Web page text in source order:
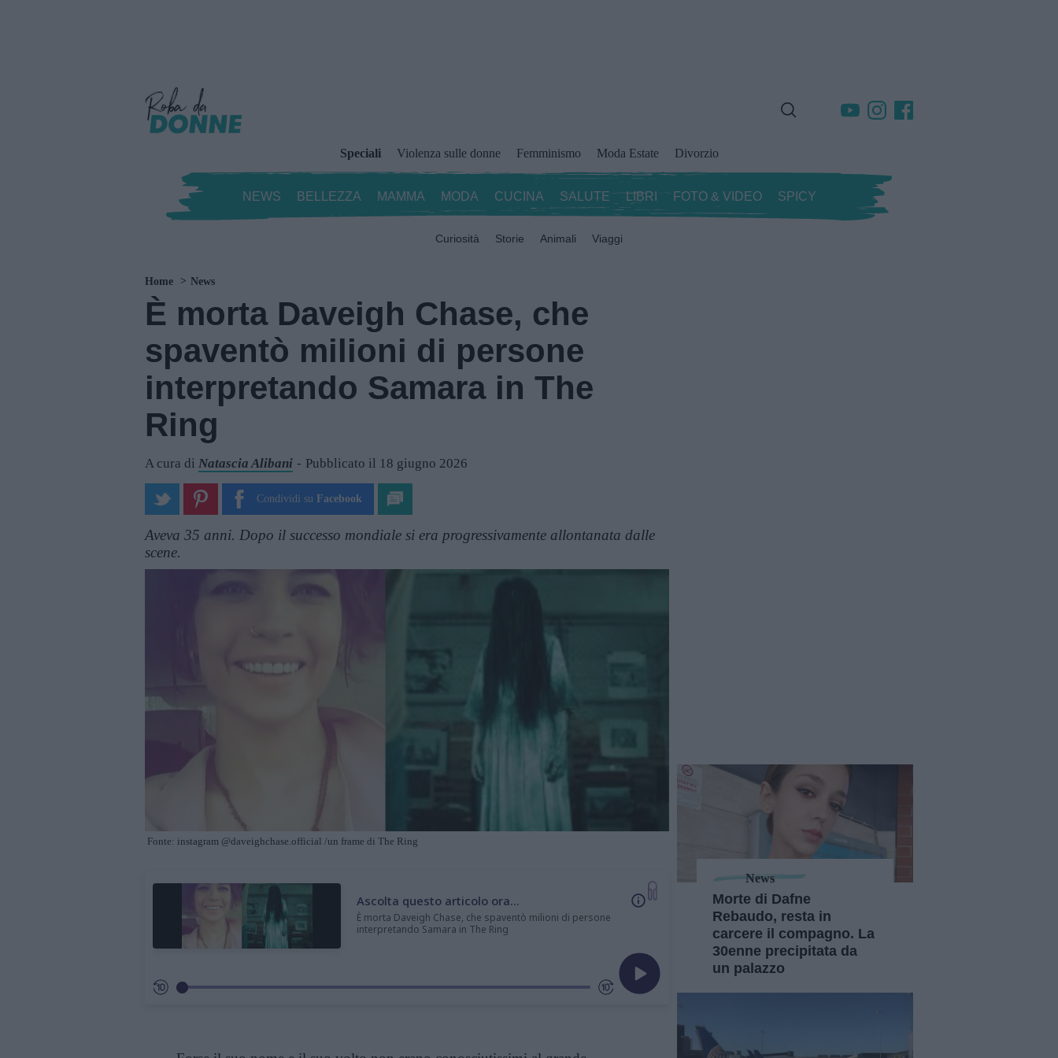
Speciali Violenza sulle donne Femminismo Moda Estate Divorzio
NEWS BELLEZZA MAMMA MODA CUCINA SALUTE LIBRI FOTO & VIDEO SPICY
Curiosità Storie Animali Viaggi
Home News
È morta Daveigh Chase, che
spaventò milioni di persone
interpretando Samara in The
Ring
A cura di Natascia Alibani Pubblicato il 18 giugno 2026
Condividi su Facebook
Aveva 35 anni. Dopo il successo mondiale si era progressivamente allontanata dalle
scene.
Fonte: instagram @daveighchase.official /un frame di The Ring
Ascolta questo articolo ora...
È morta Daveigh Chase, che spaventò milioni di persone
interpretando Samara in The Ring
News
Morte di Dafne
Rebaudo, resta in
carcere il compagno. La
30enne precipitata da
un palazzo